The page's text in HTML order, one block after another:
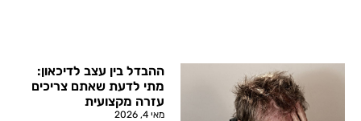
ההבדל בין עצב לדיכאון:
מתי לדעת שאתם צריכים
עזרה מקצועית
מאי 4, 2026